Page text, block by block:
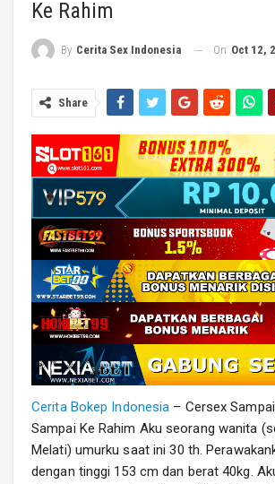
Ke Rahim
By Cerita Sex Indonesia On Oct 12,
Share
Cerita Bokep Indonesia – Cersex
Sampai Ke Rahim Aku seorang wanita
Melati) umurku saat ini 30 th.
dengan tinggi 153 cm dan berat 40kg.